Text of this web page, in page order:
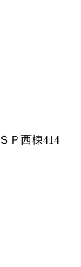
Ｐ西棟414